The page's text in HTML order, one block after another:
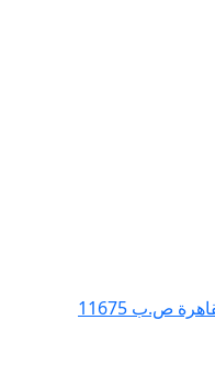
ص.ب 11675